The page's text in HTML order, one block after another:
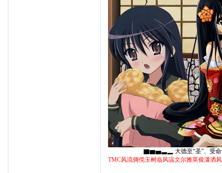
▇▆▅▃▂ 大德至“圣”、受命于“
TMC风流倜傥玉树临风温文尔雅英俊潇洒